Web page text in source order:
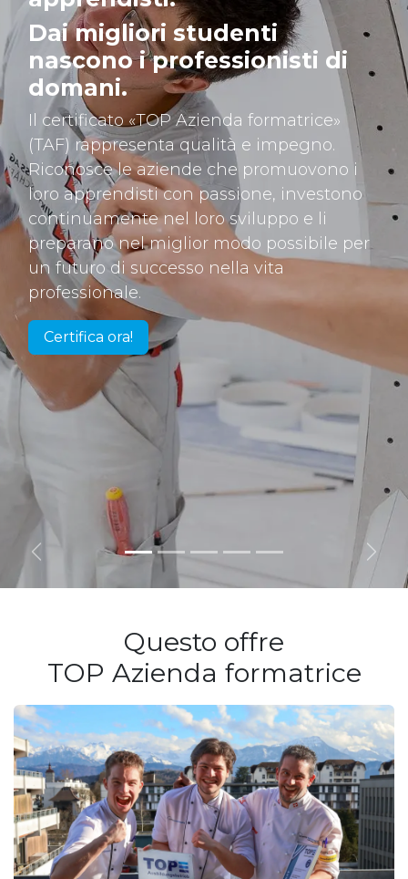
Dai migliori studenti
nascono iprofessionisti di
domani.
Il certificato «TOP Azienda formatrice»
(TAF) rappresenta qualità e impegno.
Riconosce le aziende che promuovono i
loro apprendisti con passione, investono
continuamente nel loro sviluppo e li
preparano nel miglior modo possibile per
un futuro di successo nella vita
professionale.
Certifica ora!
Zurück
Questo offre
TOP Azienda formatrice